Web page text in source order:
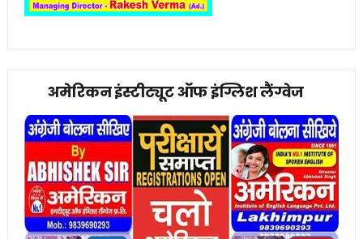
अमेरिकन इंस्टीट्यूट ऑफ इंग्लिश लैंग्वेज